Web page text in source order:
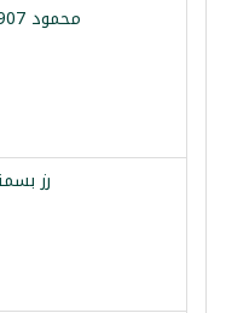
رز بسمتي XXL محمود 907غ
رز